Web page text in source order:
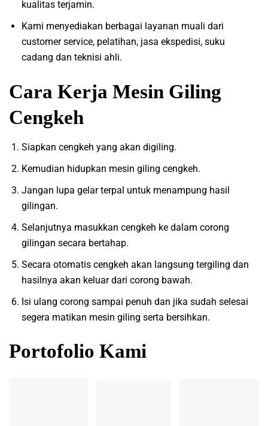
kualitas terjamin.
Kami menyediakan berbagai layanan muali dari
customer service, pelatihan, jasa ekspedisi, suku
cadang dan teknisi ahli.
Cara Kerja Mesin Giling
Cengkeh
Siapkan cengkeh yang akan digiling.
Kemudian hidupkan mesin giling cengkeh.
Jangan lupa gelar terpal untuk menampung hasil
gilingan.
Selanjutnya masukkan cengkeh ke dalam corong
gilingan secara bertahap.
Secara otomatis cengkeh akan langsung tergiling dan
hasilnya akan keluar dari corong bawah.
Isi ulang corong sampai penuh dan jika sudah selesai
segera matikan mesin giling serta bersihkan.
Portofolio Kami